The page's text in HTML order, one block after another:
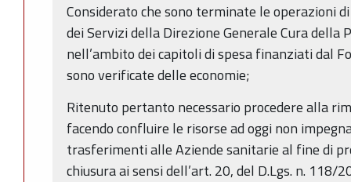
Considerato che sono terminate le operazioni
dei Servizi della Direzione Generale Cura della
nell’ambito dei capitoli di spesa finanziati dal
sono verificate delle economie;
Ritenuto pertanto necessario procedere alla
facendo confluire le risorse ad oggi non
trasferimenti alle Aziende sanitarie al fine di
chiusura ai sensi dell’art. 20, del D.Lgs. n. 118/